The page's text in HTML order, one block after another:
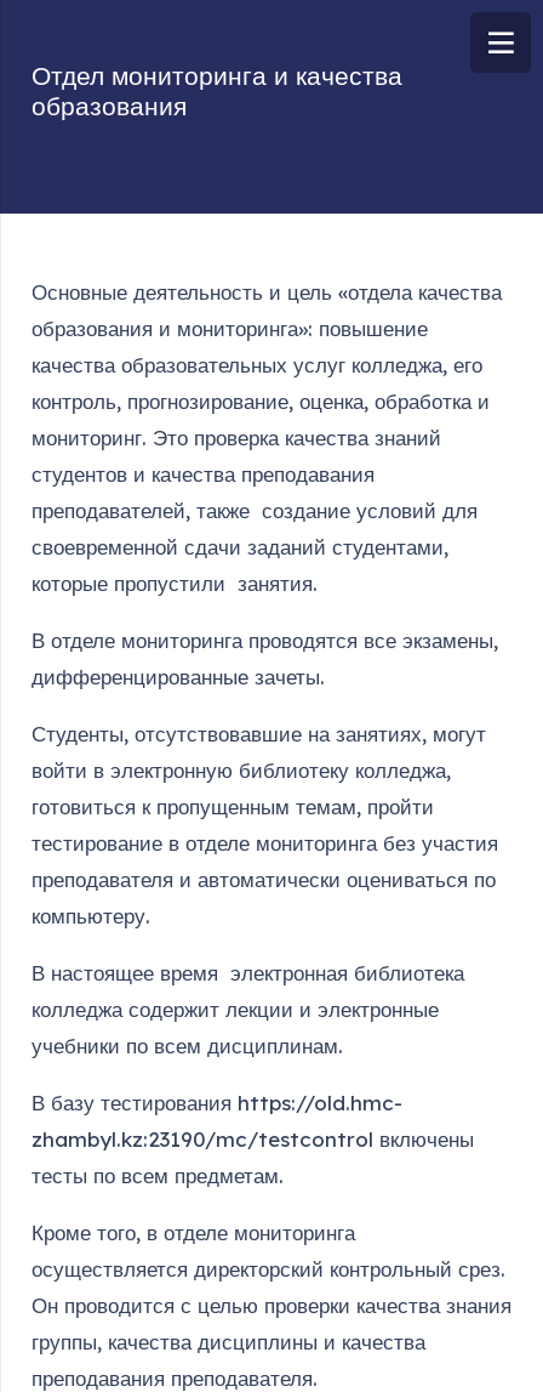
Отдел мониторинга и качества
образования
Основные деятельность и цель «отдела качества
образования и мониторинга»: повышение
качества образовательных услуг колледжа, его
контроль, прогнозирование, оценка, обработка и
мониторинг. Это проверка качества знаний
студентов и качества преподавания
преподавателей, также создание условий для
своевременной сдачи заданий студентами,
которые пропустили занятия.
В отделе мониторинга проводятся все экзамены,
дифференцированные зачеты.
Студенты, отсутствовавшие на занятиях, могут
войти в электронную библиотеку колледжа,
готовиться к пропущенным темам, пройти
тестирование в отделе мониторинга без участия
преподавателя и автоматически оцениваться по
компьютеру.
В настоящее время электронная библиотека
колледжа содержит лекции и электронные
учебники по всем дисциплинам.
В базу тестирования https://old.hmc-
zhambyl.kz:23190/mc/testcontrol включены
тесты по всем предметам.
Кроме того, в отделе мониторинга
осуществляется директорский контрольный срез.
Он проводится с целью проверки качества знания
группы, качества дисциплины и качества
преподавания преподавателя.